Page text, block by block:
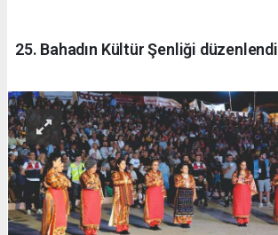
25. Bahadın Kültür Şenliği düzenlendi